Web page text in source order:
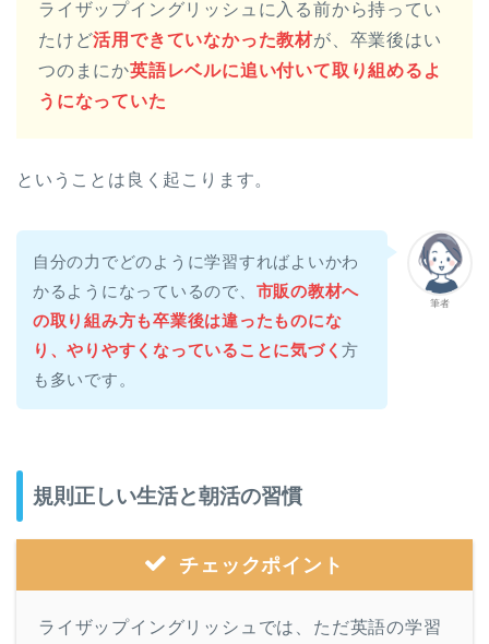
ライザップイングリッシュに入る前から持ってい
たけど活用できていなかった教材が、卒業後はい
つのまにか英語レベルに追い付いて取り組めるよ
うになっていた
ということは良く起こります。
筆者
自分の力でどのように学習すればよいかわ
かるようになっているので、 市販の教材へ
の取り組み方も卒業後は違ったものにな
り、やりやすくなっていることに気づく方
も多いです。
規則正しい生活と朝活の習慣
チェックポイント
ライザップイングリッシュでは、ただ英語の学習